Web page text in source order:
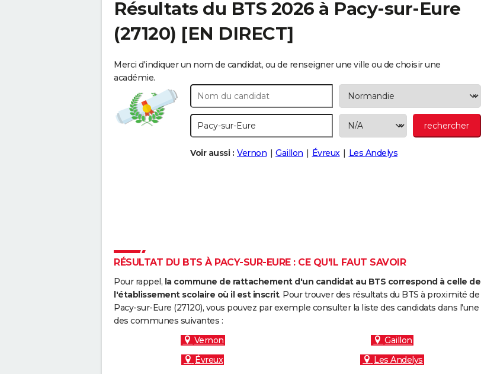
Résultats du BTS 2026 à Pacy-sur-Eure
(27120) [EN DIRECT]
Merci d'indiquer un nom de candidat, ou de renseigner une ville ou de choisir une
académie.
Voir aussi : Vernon Gaillon Évreux Les Andelys
RÉSULTAT DU BTS À PACY-SUR-EURE : CE QU'IL FAUT SAVOIR
Pour rappel, la commune de rattachement d'un candidat au BTS correspond à celle de
l'établissement scolaire où il est inscrit. Pour trouver des résultats du BTS à proximité de
Pacy-sur-Eure (27120), vous pouvez par exemple consulter la liste des candidats dans l'une
des communes suivantes :
Vernon
Gaillon
Évreux
Les Andelys